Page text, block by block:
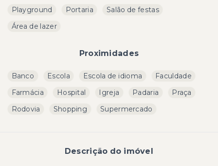
Playground
Portaria
Salão de festas
Área de lazer
Proximidades
Banco Escola Escola de idioma
Faculdade
Farmácia
Hospital Igreja Padaria
Praça
Rodovia
Shopping Supermercado
Descrição do imóvel